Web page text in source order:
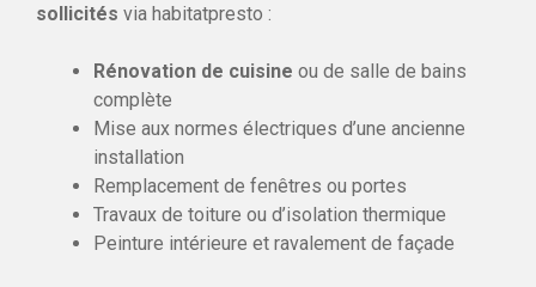
sollicités via habitatpresto :
Rénovation de cuisine ou de salle de bains
complète
Mise aux normes électriques d’une ancienne
installation
Remplacement de fenêtres ou portes
Travaux de toiture ou d’isolation thermique
Peinture intérieure et ravalement de façade